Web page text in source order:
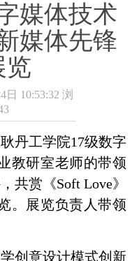
媒体技术
媒体先锋
览
日 10:53:32 浏
丹工学院17级数字
教研室老师的带领
，共赏《Soft Love》
。展览负责人带领
创意设计模式创新